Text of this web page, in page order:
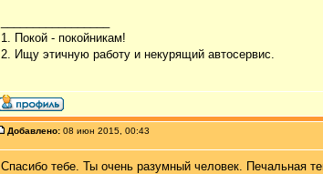
1. Покой - покойникам!
2. Ищу этичную работу и некурящий автосервис.
Добавлено: 08 июн 2015, 00:43
Спасибо тебе. Ты очень разумный человек. Печальная